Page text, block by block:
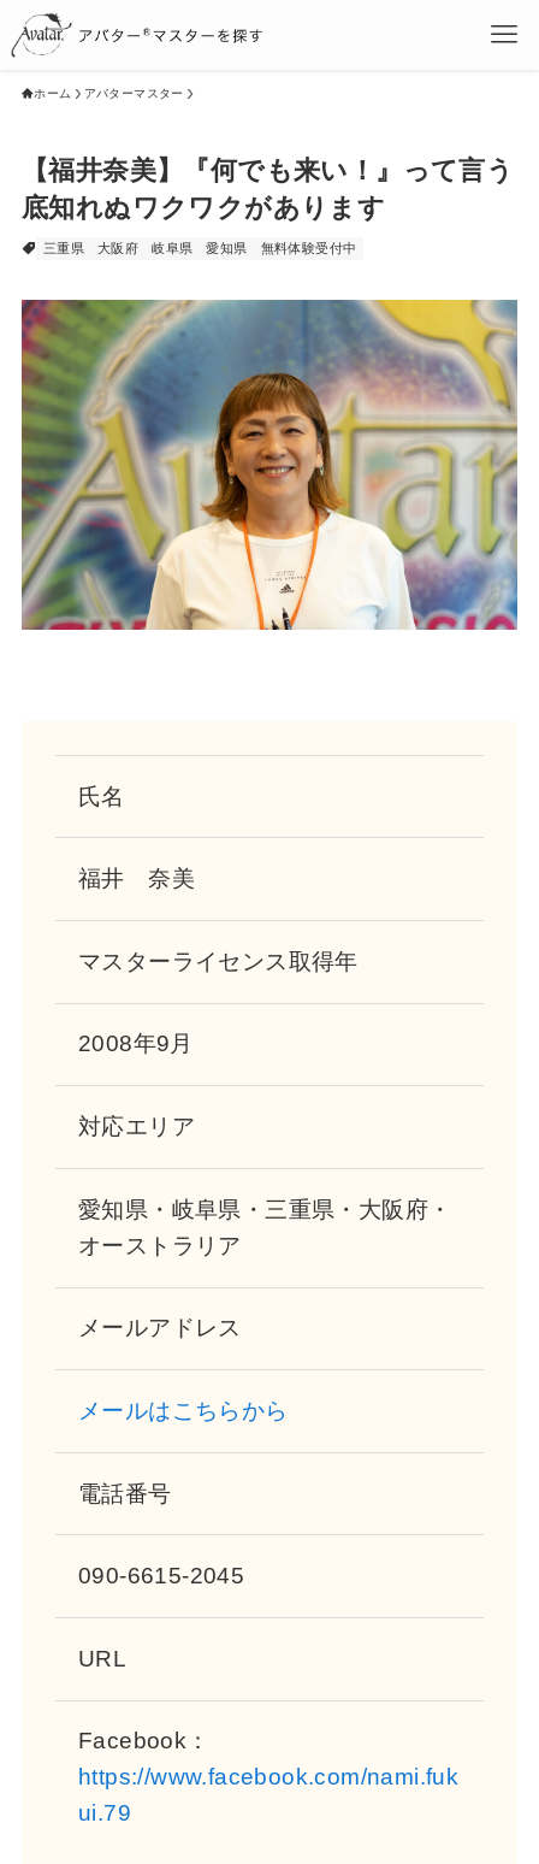
ホーム アバターマスター
【福井奈美】『何でも来い！』って言う
底知れぬワクワクがあります
三重県 大阪府 岐阜県 愛知県 無料体験受付中
氏名
福井 奈美
マスターライセンス取得年
2008年9月
対応エリア
愛知県・岐阜県・三重県・大阪府・
オーストラリア
メールアドレス
メールはこちらから
電話番号
090-6615-2045
URL
Facebook：
https://www.facebook.com/nami.fuk
ui.79